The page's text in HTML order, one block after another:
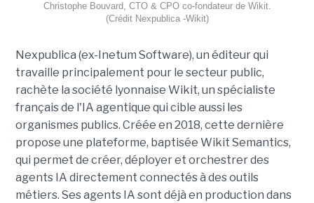
Christophe Bouvard, CTO & CPO co-fondateur de Wikit.
(Crédit Nexpublica -Wikit)
Nexpublica (ex-Inetum Software), un éditeur qui
travaille principalement pour le secteur public,
rachète la société lyonnaise Wikit, un spécialiste
français de l'IA agentique qui cible aussi les
organismes publics. Créée en 2018, cette dernière
propose une plateforme, baptisée Wikit Semantics,
qui permet de créer, déployer et orchestrer des
agents IA directement connectés à des outils
métiers. Ses agents IA sont déjà en production dans